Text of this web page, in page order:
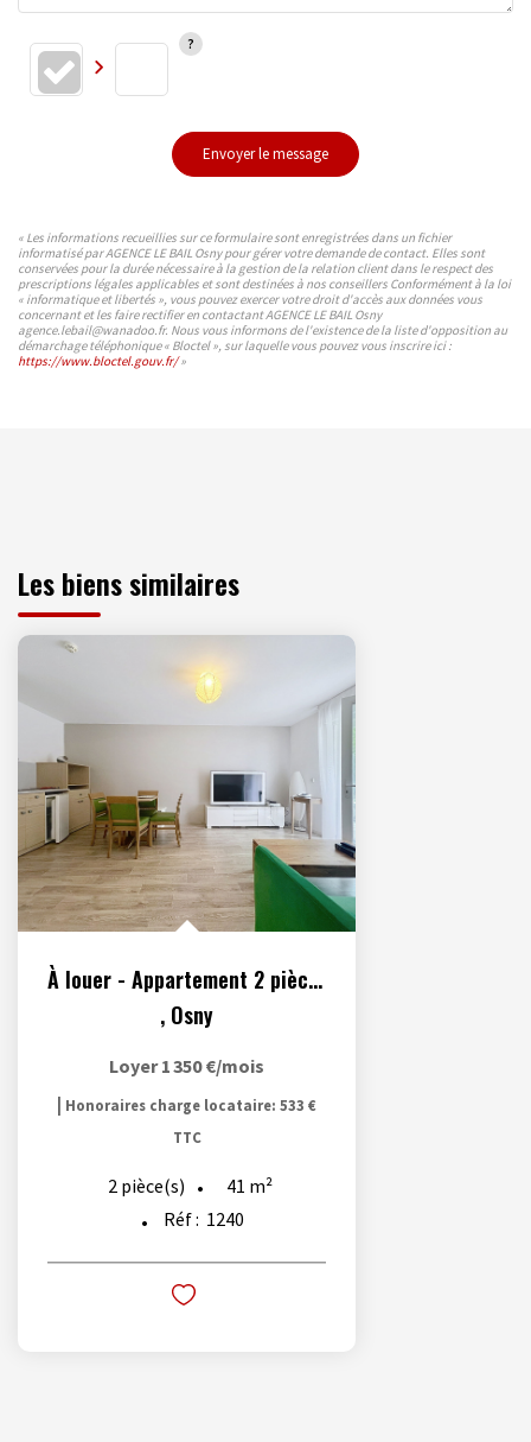
Envoyer le message
« Les informations recueillies sur ce formulaire sont enregistrées dans un fichier
informatisé par AGENCE LE BAIL Osny pour gérer votre demande de contact. Elles sont
conservées pour la durée nécessaire à la gestion de la relation client dans le respect des
prescriptions légales applicables et sont destinées à nos conseillers Conformément à la loi
« informatique et libertés », vous pouvez exercer votre droit d'accès aux données vous
concernant et les faire rectifier en contactant AGENCE LE BAIL Osny
agence.lebail@wanadoo.fr. Nous vous informons de l'existence de la liste d'opposition au
démarchage téléphonique « Bloctel », sur laquelle vous pouvez vous inscrire ici :
https://www.bloctel.gouv.fr/»
Les biens similaires
À louer - Appartement 2 pièces meublé situé à Osny
, Osny
Loyer 1 350 €/mois
| Honoraires charge locataire: 533 €
TTC
2 pièce(s) 41 m²
Réf : 1240